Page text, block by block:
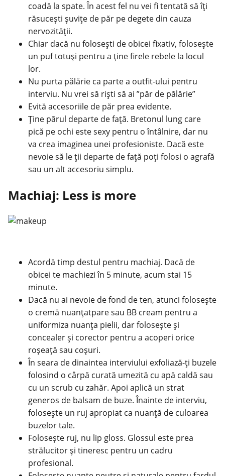
coadă la spate. În acest fel nu vei fi tentată să îți
răsucești șuvițe de păr pe degete din cauza
nervozității.
Chiar dacă nu folosești de obicei fixativ, folosește
un puf totuși pentru a ține firele rebele la locul
lor.
Nu purta pălărie ca parte a outfit-ului pentru
interviu. Nu vrei să riști să ai ”păr de pălărie”
Evită accesoriile de păr prea evidente.
Ține părul departe de față. Bretonul lung care
pică pe ochi este sexy pentru o întâlnire, dar nu
va crea imaginea unei profesioniste. Dacă este
nevoie să le ții departe de față poți folosi o agrafă
sau un alt accesoriu simplu.
Machiaj: Less is more
Acordă timp destul pentru machiaj. Dacă de
obicei te machiezi în 5 minute, acum stai 15
minute.
Dacă nu ai nevoie de fond de ten, atunci folosește
o cremă nuanțatpare sau BB cream pentru a
uniformiza nuanța pielii, dar folosește și
concealer și corector pentru a acoperi orice
roșeață sau coșuri.
În seara de dinaintea interviului exfoliază-ți buzele
folosind o cârpă curată umezită cu apă caldă sau
cu un scrub cu zahăr. Apoi aplică un strat
generos de balsam de buze. Înainte de interviu,
folosește un ruj apropiat ca nuanță de culoarea
buzelor tale.
Folosește ruj, nu lip gloss. Glossul este prea
strălucitor și tineresc pentru un cadru
profesional.